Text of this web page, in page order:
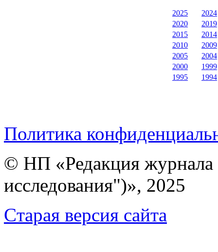
2025
2024
2020
2019
2015
2014
2010
2009
2005
2004
2000
1999
1995
1994
Политика
© НП «Редакция
исследования")», 2025
Cтарая версия сайта